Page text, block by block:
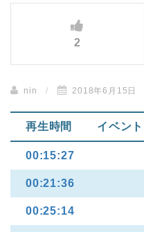
2
nin / 2018年6月15日
再生時間 イベント
00:15:27
00:21:36
00:25:14